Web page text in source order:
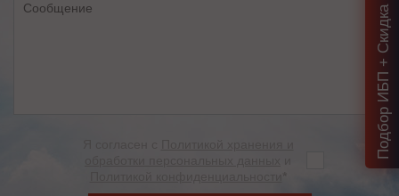
Подбор ИБП + Скидка = 1 мин!